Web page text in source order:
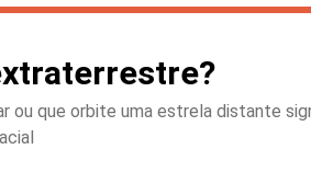
ou que orbite uma estrela distante